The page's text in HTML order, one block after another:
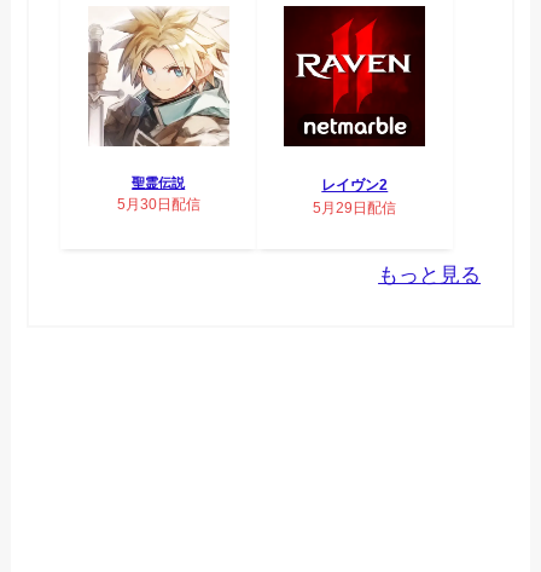
聖霊伝説
5月30日配信
レイヴン2
5月29日配信
もっと見る